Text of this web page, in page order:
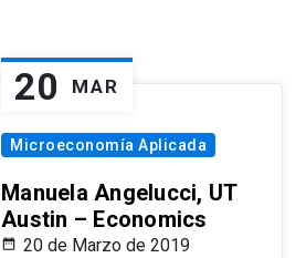
20 MAR
Microeconomía Aplicada
Manuela Angelucci, UT
Austin – Economics
20 de Marzo de 2019